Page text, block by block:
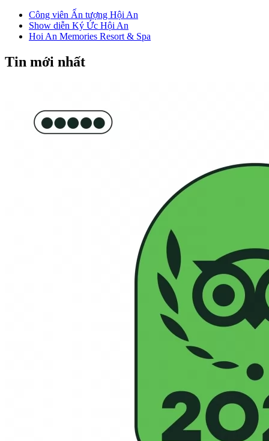
Công viên Ấn tượng Hội An
Show diễn Ký Ức Hội An
Hoi An Memories Resort & Spa
Tin mới nhất